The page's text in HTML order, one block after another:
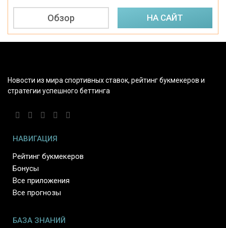
Обзор НА САЙТ
Новости из мира спортивных ставок, рейтинг букмекеров и
стратегии успешного беттинга
НАВИГАЦИЯ
Рейтинг букмекеров
Бонусы
Все приложения
Все прогнозы
БАЗА ЗНАНИЙ